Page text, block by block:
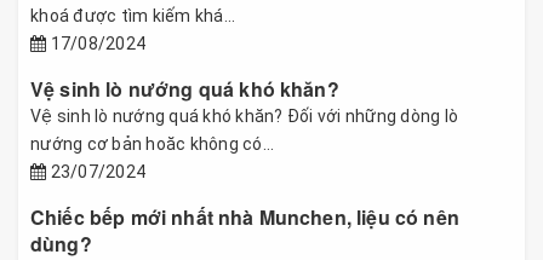
khoá được tìm kiếm khá...
17/08/2024
Vệ sinh lò nướng quá khó khăn?
Vệ sinh lò nướng quá khó khăn? Đối với những dòng lò
nướng cơ bản hoăc không có...
23/07/2024
Chiếc bếp mới nhất nhà Munchen, liệu có nên
dùng?